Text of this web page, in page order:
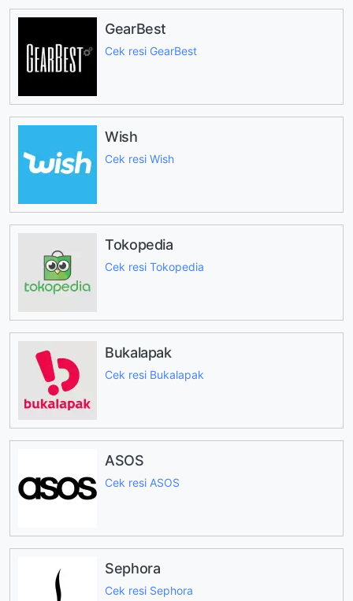
GearBest
Cek resi GearBest
Wish
Cek resi Wish
Tokopedia
Cek resi Tokopedia
Bukalapak
Cek resi Bukalapak
ASOS
Cek resi ASOS
Sephora
Cek resi Sephora